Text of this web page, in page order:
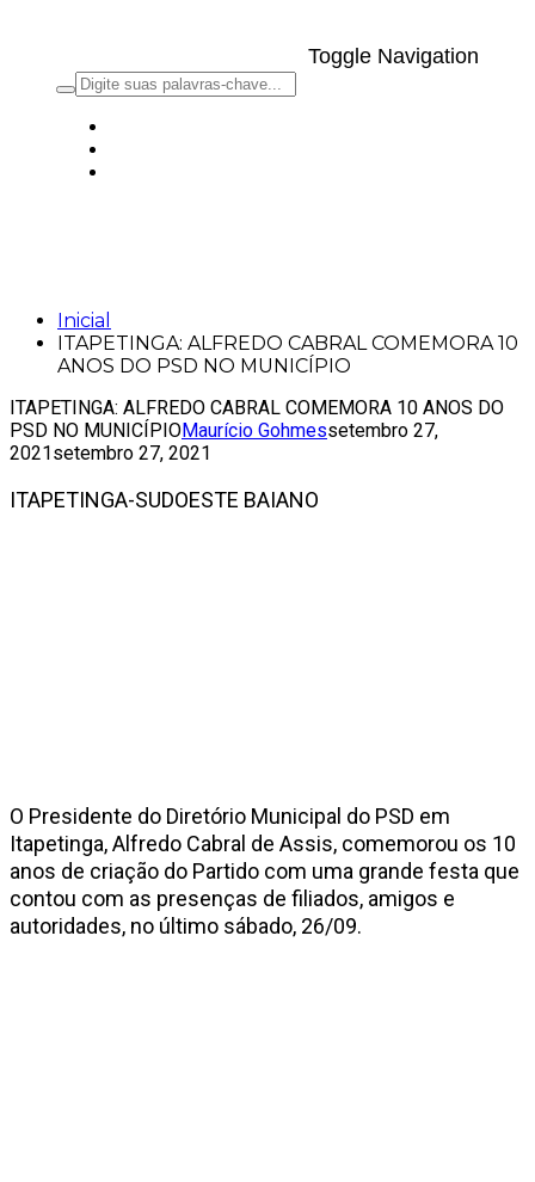
Toggle Navigation
Inicial
ITAPETINGA: ALFREDO CABRAL COMEMORA 10
ANOS DO PSD NO MUNICÍPIO
ITAPETINGA: ALFREDO CABRAL COMEMORA 10 ANOS DO
PSD NO MUNICÍPIOMaurício Gohmessetembro 27,
2021 setembro 27, 2021
ITAPETINGA-SUDOESTE BAIANO
O Presidente do Diretório Municipal do PSD em
Itapetinga, Alfredo Cabral de Assis, comemorou os 10
anos de criação do Partido com uma grande festa que
contou com as presenças de filiados, amigos e
autoridades, no último sábado, 26/09.